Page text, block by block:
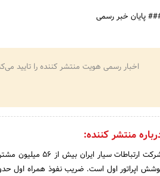
پایان خبر رسمی
اخبار رسمی هویت منتشر کننده را
منتشر کننده: